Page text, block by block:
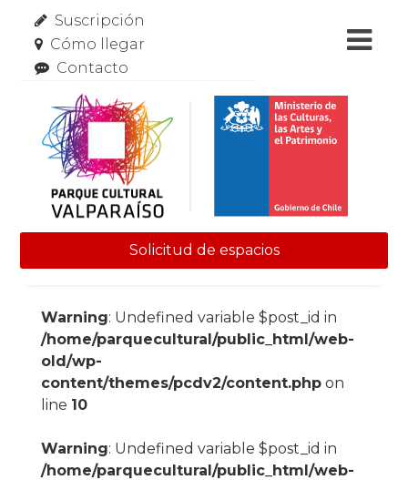
Suscripción
Cómo llegar
Contacto
Solicitud de espacios
Warning: Undefined variable $post_id in
/home/parquecultural/public_html/web-
old/wp-
content/themes/pcdv2/content.phpon
line 10
Warning: Undefined variable $post_id in
/home/parquecultural/public_html/web-